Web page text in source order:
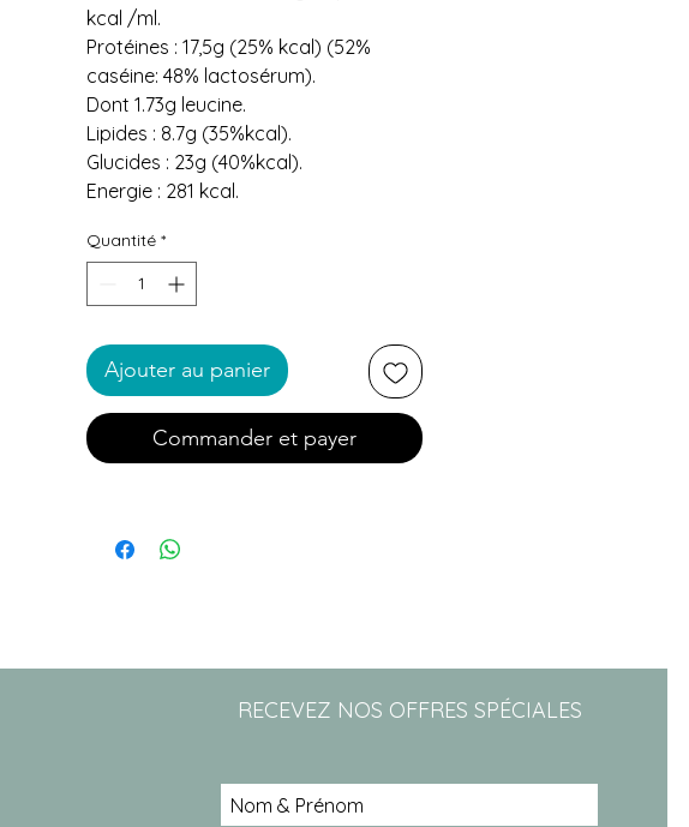
kcal /ml.
Protéines : 17,5g (25% kcal) (52%
caséine: 48% lactosérum).
Dont 1.73g leucine.
Lipides : 8.7g (35%kcal).
Glucides : 23g (40%kcal).
Energie : 281 kcal.
Quantité *
Ajouter au panier
Commander et payer
RECEVEZ NOS OFFRES SPÉCIALES